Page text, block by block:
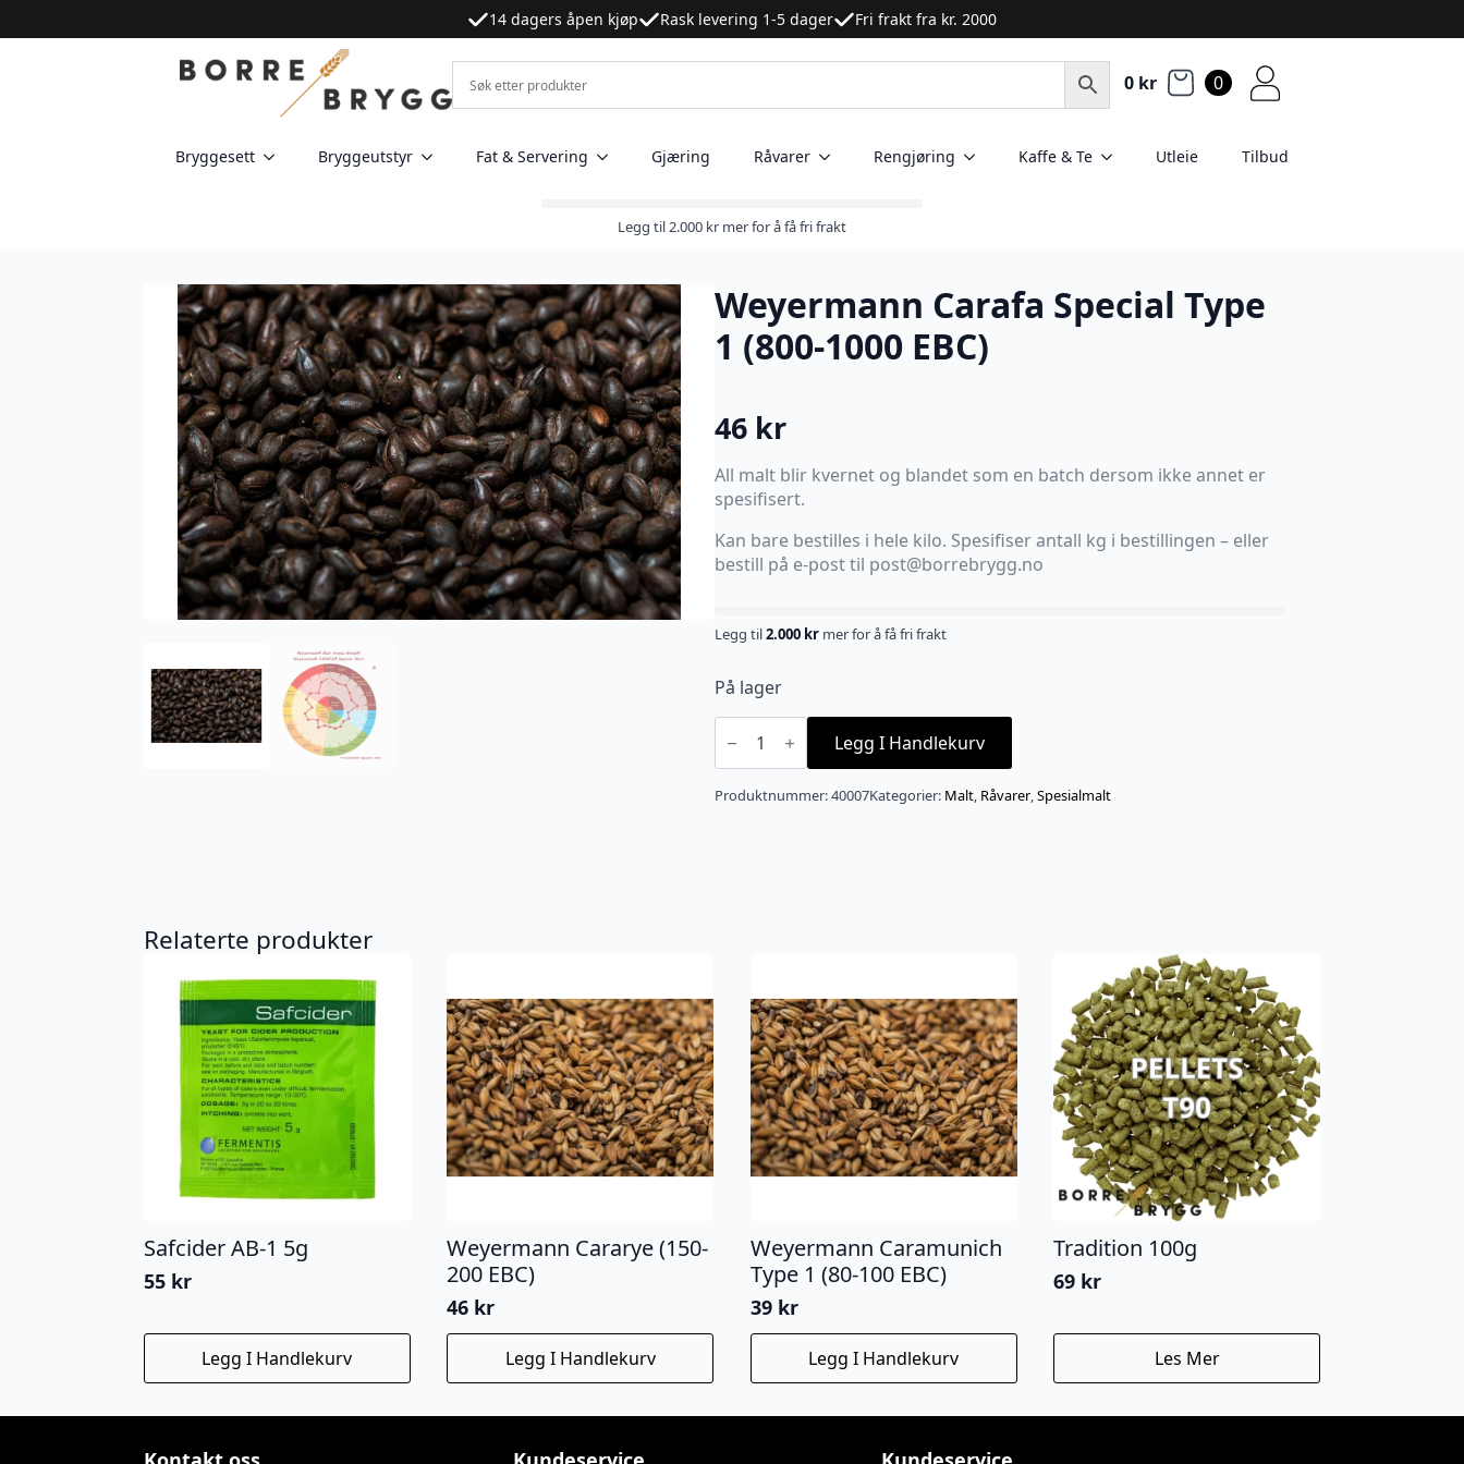
14 dagers åpen kjøp Rask levering 1-5 dager Fri frakt fra kr. 2000
0 kr 0
Bryggesett Bryggeutstyr Fat & Servering Gjæring Råvarer Rengjøring Kaffe & Te Utleie Tilbud
Legg til2.000 kr mer for å få fri frakt
Weyermann Carafa Special Type
1 (800-1000 EBC)
46 kr
All malt blir kvernet og blandet som en batch dersom ikke annet er
spesifisert.
Kan bare bestilles i hele kilo. Spesifiser antall kg i bestillingen – eller
bestill på e-post til post@borrebrygg.no
Legg til2.000 kr mer for å få fri frakt
På lager
Weyermann
Carafa
Type
1
Legg I Handlekurv
Produktnummer:40007Kategorier: Malt, Råvarer,Spesialmalt
Relaterte produkter
Safcider AB-1 5g
55 kr
Legg I Handlekurv
Weyermann Cararye (150-
200 EBC)
46 kr
Legg I Handlekurv
Weyermann Caramunich
Type 1 (80-100 EBC)
39 kr
Legg I Handlekurv
Tradition 100g
69 kr
Les Mer